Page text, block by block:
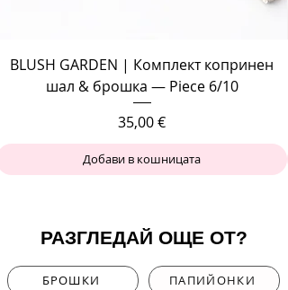
BLUSH GARDEN | Комплект копринен
шал & брошка — Piece 6/10
Цена
35,00 €
Добави в кошницата
РАЗГЛЕДАЙ ОЩЕ ОТ?
БРОШКИ ПАПИЙОНКИ